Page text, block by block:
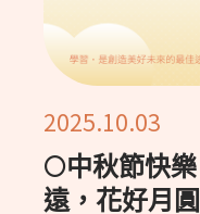
🌕中秋節快
遠，花好月圓
2025.10.03